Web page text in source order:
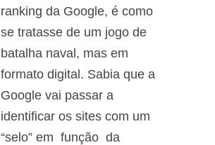
ranking da Google, é como
se tratasse de um jogo de
batalha naval, mas em
formato digital. Sabia que a
Google vai passar a
identificar os sites com um
“selo” em função da